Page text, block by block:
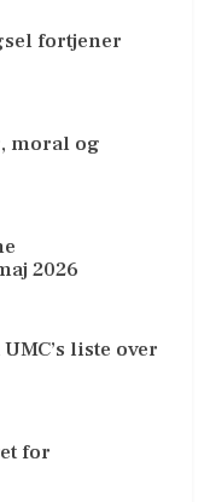
fortjener
moral og
2026
liste over
for